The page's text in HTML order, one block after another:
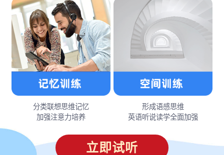
分类联想思维记忆
加强注意力培养
形成语感思维
英语听说读学全面加强
立即试听